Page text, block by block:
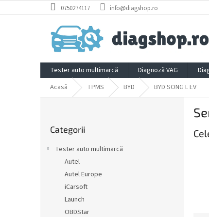
la
0750274117 info@diagshop.ro
Tester auto multimarcă Diagnoză VAG
Acasă
TPMS BYD BYD SONG L EV
peste
Categorii
Tester auto multimarcă
Autel
Autel Europe
iCarsoft
Launch
OBDStar